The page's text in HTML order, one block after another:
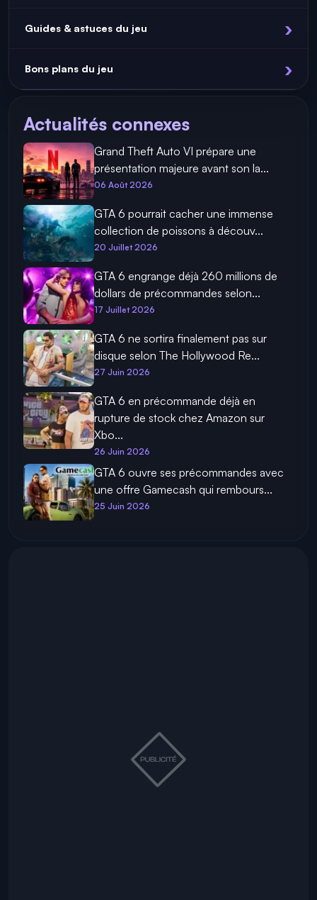
Guides & astuces du jeu
Bons plans du jeu
Actualités connexes
Grand Theft Auto VI prépare une
présentation majeure avant son la...
06 Août 2026
GTA 6 pourrait cacher une immense
collection de poissons à découv...
20 Juillet 2026
GTA 6 engrange déjà 260 millions de
dollars de précommandes selon...
17 Juillet 2026
GTA 6 ne sortira finalement pas sur
disque selon The Hollywood Re...
27 Juin 2026
GTA 6 en précommande déjà en
rupture de stock chez Amazon sur
Xbo...
26 Juin 2026
GTA 6 ouvre ses précommandes avec
une offre Gamecash qui rembours...
25 Juin 2026